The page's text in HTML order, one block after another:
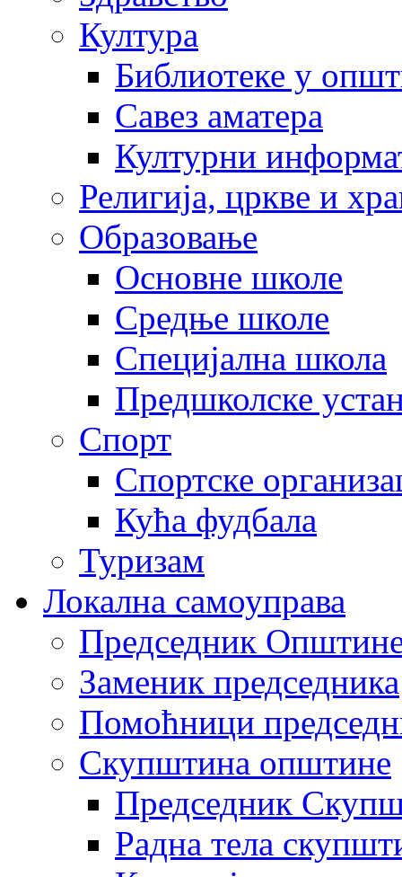
Култура
Библиотеке у
Савез аматера
Културни
Религија, цркве и
Образовање
Основне школе
Средње школе
Специјална школа
Предшколске
Спорт
Спортске
Кућа фудбала
Туризам
Локална самоуправа
Председник
Заменик председника
Помоћници
Скупштина општине
Председник
Радна тела